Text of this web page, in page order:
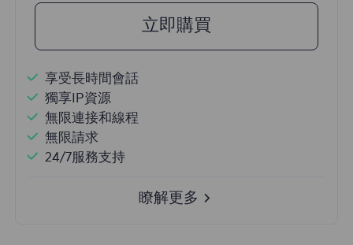
立即購買
享受長時間會話
獨享IP資源
無限連接和線程
無限請求
24/7服務支持
瞭解更多